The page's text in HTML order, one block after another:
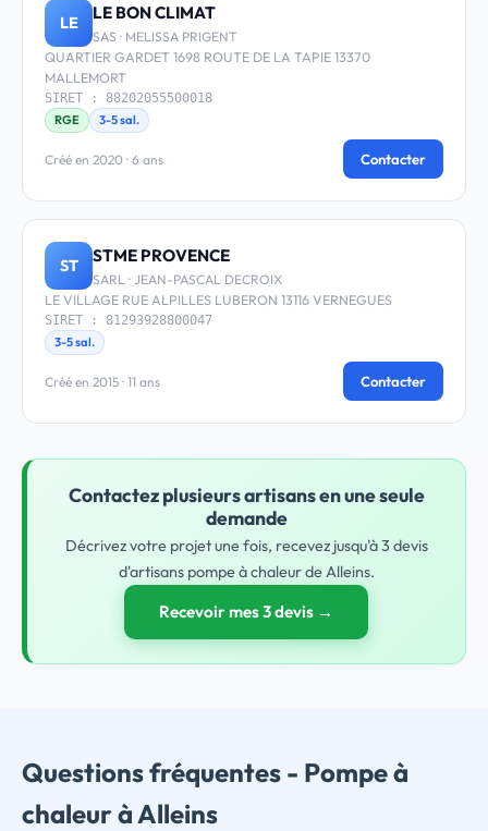
LE LE BON CLIMAT
SAS · MELISSA PRIGENT
QUARTIER GARDET 1698 ROUTE DE LA TAPIE 13370
MALLEMORT
SIRET : 88202055500018
RGE
3-5 sal.
Créé en 2020 · 6 ans Contacter
ST STME PROVENCE
SARL · JEAN-PASCAL DECROIX
LE VILLAGE RUE ALPILLES LUBERON 13116 VERNEGUES
SIRET : 81293928800047
3-5 sal.
Créé en 2015 · 11 ans Contacter
Contactez plusieurs artisans en une seule
demande
Décrivez votre projet une fois, recevez jusqu'à 3 devis
d'artisans pompe à chaleur de Alleins.
Recevoir mes 3 devis →
Questions fréquentes - Pompe à
chaleur à Alleins